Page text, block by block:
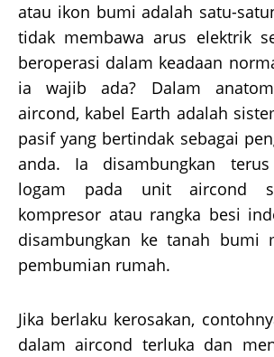
atau ikon bumi adalah satu-
tidak membawa arus elektrik
beroperasi dalam keadaan
ia wajib ada? Dalam
aircond, kabel Earth adalah
pasif yang bertindak sebagai
anda. Ia disambungkan
logam pada unit aircond
kompresor atau rangka besi
disambungkan ke tanah bumi
pembumian rumah.
Jika berlaku kerosakan,
dalam aircond terluka dan